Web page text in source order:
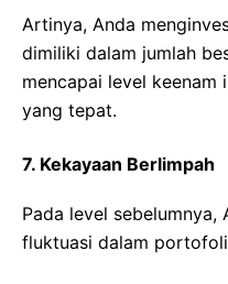
Artinya, Anda
dimiliki dalam jumlah
mencapai level keenam
yang tepat.
7. Kekayaan Berlimpah
Pada level sebelumnya,
fluktuasi dalam